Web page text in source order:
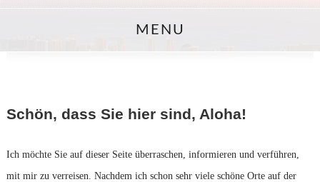
MENU
Schön, dass Sie hier sind, Aloha!
Ich möchte Sie auf dieser Seite überraschen, informieren und verführen,
mit mir zu verreisen. Nachdem ich schon sehr viele schöne Orte auf der